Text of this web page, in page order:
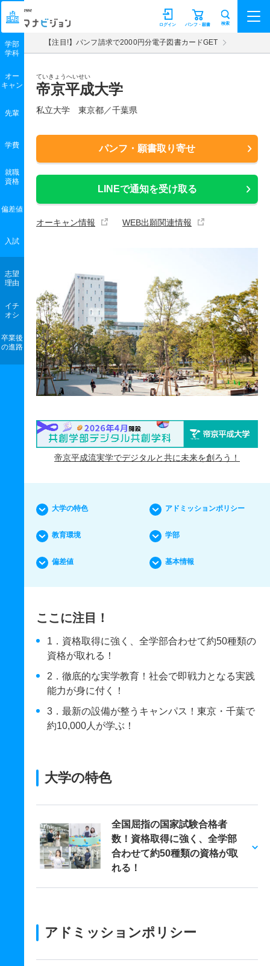
マナビジョン パンフ・願書
ログイン 検索
【注目!】パンフ請求で2000円分電子図書カードGET
ていきょうへいせい
帝京平成大学
私立大学 東京都／千葉県
パンフ・願書取り寄せ
LINEで通知を受け取る
オーキャン情報 WEB出願関連情報
帝京平成流実学でデジタルと共に未来を創ろう！
学部
学科
オー
キャン
先輩
学費
就職
資格
偏差値
入試
志望
理由
イチ
オシ
卒業後
の進路
大学の特色 アドミッションポリシー
教育環境 学部
偏差値 基本情報
ここに注目！
1．資格取得に強く、全学部合わせて約50種類の
資格が取れる！
2．徹底的な実学教育！社会で即戦力となる実践
能力が身に付く！
3．最新の設備が整うキャンパス！東京・千葉で
約10,000人が学ぶ！
大学の特色
全国屈指の国家試験合格者
数！資格取得に強く、全学部
合わせて約50種類の資格が取
れる！
アドミッションポリシー